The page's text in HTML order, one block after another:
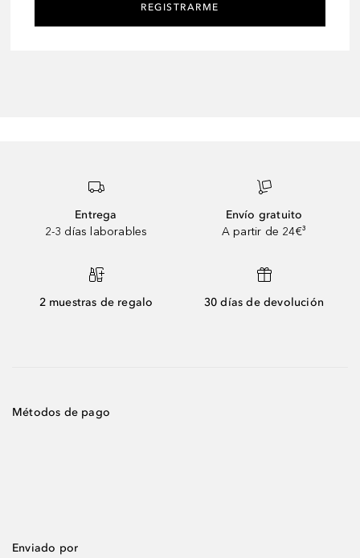
REGISTRARME
Entrega
2-3 días laborables
Envío gratuito
A partir de 24€³
2 muestras de regalo 30 días de devolución
Métodos de pago
Enviado por